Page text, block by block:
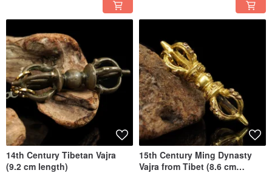
14th Century Tibetan Vajra
(9.2 cm length)
15th Century Ming Dynasty
Vajra from Tibet (8.6 cm